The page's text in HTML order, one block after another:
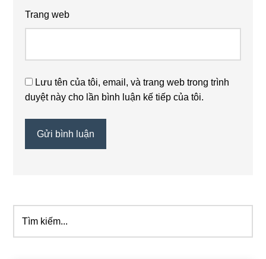
Trang web
Lưu tên của tôi, email, và trang web trong trình
duyệt này cho lần bình luận kế tiếp của tôi.
Sidebar
chính
kiếm...